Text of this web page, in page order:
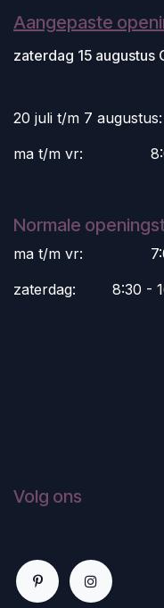
Aangepaste
zaterdag 15 augustus
20 juli t/m 7 augustus:
ma t/m vr:
Normale
ma t/m vr:
zaterdag:
​8:30 -
Volg ons